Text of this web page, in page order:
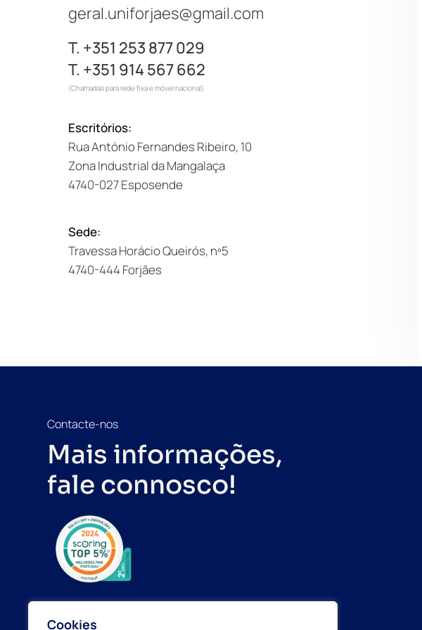
Cookies
geral.uniforjaes@gmail.com
T. +351 253 877 029
T. +351 914 567 662
(Chamadas para rede fixa e móvel nacional)
Escritórios:
Rua António Fernandes Ribeiro, 10
Zona Industrial da Mangalaça
4740-027 Esposende
Sede:
Travessa Horácio Queirós, nº5
4740-444 Forjães
Contacte-nos
Mais informações,
fale connosco!